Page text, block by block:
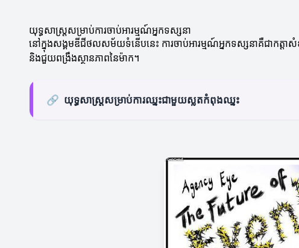
យុទ្ធសាស្ត្រសម្រាប់ការចាប់អារម្មណ៍អ្នកទស្សនា
នៅក្នុងសង្គមឌីជីថលសម័យទំនើបនេះ ការចាប់អារម្មណ៍អ្នកទស្សនាគឺជាកត្
និងជួយពង្រឹងស្ថានភាពនៃម៉ាក។
🔗 យុទ្ធសាស្ត្រសម្រាប់ការឈ្នះជាមួយស្លតកំពុងឈ្នះ